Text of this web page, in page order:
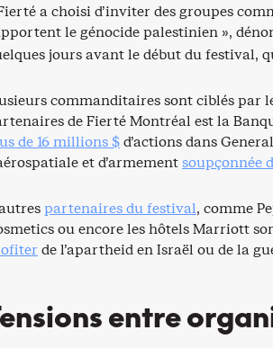
a choisi d’inviter des groupes
le génocide palestinien »,
jours avant le début du festival,
commanditaires sont ciblés par
de Fierté Montréal est la
de 16 millions $d’actions dans
et d’armementsoupçonnée
partenaires du festival, comme
ou encore les hôtels Marriott
de l’apartheid en Israël ou de la
entre